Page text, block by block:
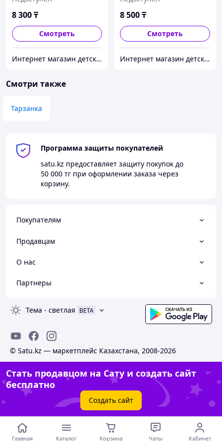
Плюх+Игра Правила
Ночной Феи)
8 300₸
Смотреть
Интернет магазин детских игрушек 4kinder-shop.kz
8 500₸
Смотреть
Интернет магазин детских игрушек 4kinder-shop.kz
Смотри также
Тарзанка
Программа защиты покупателей
satu.kz предоставляет защиту покупок до
50 000 тг при оформлении заказа через
корзину.
Покупателям
Продавцам
О нас
Партнеры
Тема - светлая BETA
© Satu.kz — маркетплейс Казахстана, 2008-2026
Стать продавцом на Сату и создать сайт
бесплатно
Создать сайт
Главная Каталог Корзина Чаты Кабинет